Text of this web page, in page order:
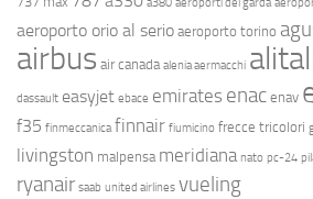
a380 aeroporti del garda
aeroporto orio al serio aeroporto torino
airbus air canada alenia aermacchi
dassault easyjet ebace emirates enac enav
f35 finmeccanica finnair fiumicino frecce tricolori
livingston malpensa meridiana nato pc-24
ryanair saab united airlines vueling